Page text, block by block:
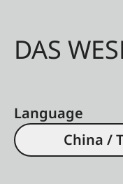
DAS
Language
China /